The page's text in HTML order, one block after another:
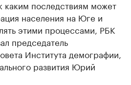
каким последствиям может
населения на Юге и
этими процессами, РБК
председатель
Института демографии,
развития Юрий